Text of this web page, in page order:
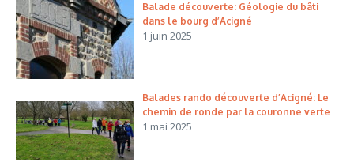
Balade découverte: Géologie du bâti
dans le bourg d’Acigné
1 juin 2025
Balades rando découverte d’Acigné: Le
chemin de ronde par la couronne verte
1 mai 2025